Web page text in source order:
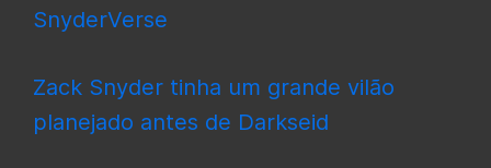
SnyderVerse
Zack Snyder tinha um grande vilão
planejado antes de Darkseid